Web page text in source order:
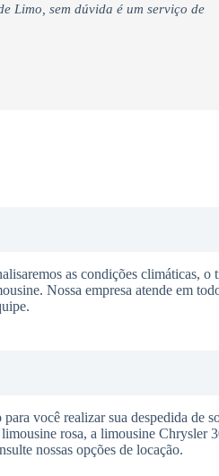
Limo, sem dúvida é um serviço de
as condições climáticas, o
Nossa empresa atende em
você realizar sua despedida de
rosa, a limousine Chrysler
nossas opções de locação.